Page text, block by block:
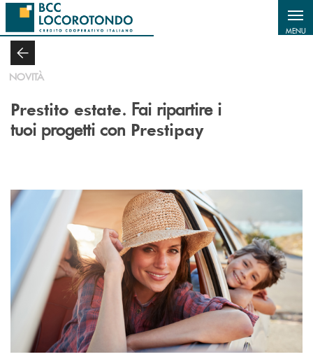
Salta al contenuto principale
MENU
NOVITÀ
Prestito estate. Fai ripartire i
tuoi progetti con Prestipay